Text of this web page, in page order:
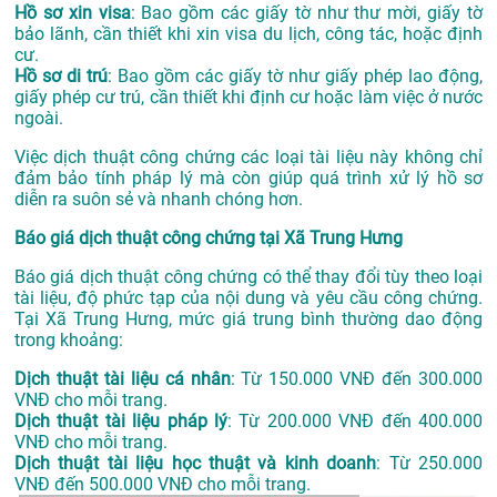
Hồ sơ xin visa: Bao gồm các giấy tờ như thư mời, giấy tờ
bảo lãnh, cần thiết khi xin visa du lịch, công tác, hoặc định
cư.
Hồ sơ di trú: Bao gồm các giấy tờ như giấy phép lao động,
giấy phép cư trú, cần thiết khi định cư hoặc làm việc ở nước
ngoài.
Việc dịch thuật công chứng các loại tài liệu này không chỉ
đảm bảo tính pháp lý mà còn giúp quá trình xử lý hồ sơ
diễn ra suôn sẻ và nhanh chóng hơn.
Báo giá dịch thuật công chứng tại Xã Trung Hưng
Báo giá dịch thuật công chứng có thể thay đổi tùy theo loại
tài liệu, độ phức tạp của nội dung và yêu cầu công chứng.
Tại Xã Trung Hưng, mức giá trung bình thường dao động
trong khoảng:
Dịch thuật tài liệu cá nhân: Từ 150.000 VNĐ đến 300.000
VNĐ cho mỗi trang.
Dịch thuật tài liệu pháp lý: Từ 200.000 VNĐ đến 400.000
VNĐ cho mỗi trang.
Dịch thuật tài liệu học thuật và kinh doanh: Từ 250.000
VNĐ đến 500.000 VNĐ cho mỗi trang.